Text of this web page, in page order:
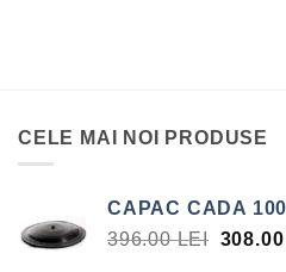
CELE MAI NOI PRODUSE
CAPAC CADA
396.00LEI 308.00